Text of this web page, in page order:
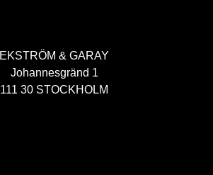
EKSTRÖM & GARAY
Johannesgränd 1
111 30 STOCKHOLM